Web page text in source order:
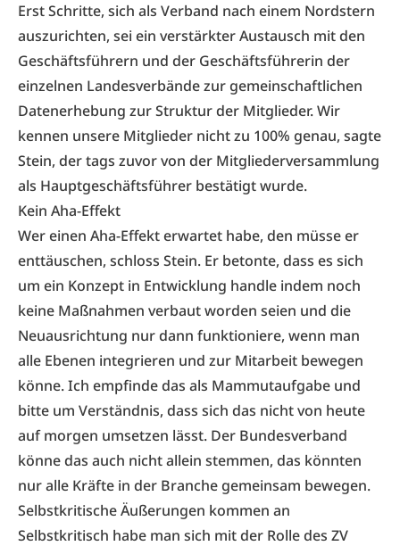
Erst Schritte, sich als Verband nach einem Nordstern
auszurichten, sei ein verstärkter Austausch mit den
Geschäftsführern und der Geschäftsführerin der
einzelnen Landesverbände zur gemeinschaftlichen
Datenerhebung zur Struktur der Mitglieder. Wir
kennen unsere Mitglieder nicht zu 100% genau, sagte
Stein, der tags zuvor von der Mitgliederversammlung
als Hauptgeschäftsführer bestätigt wurde.
Kein Aha-Effekt
Wer einen Aha-Effekt erwartet habe, den müsse er
enttäuschen, schloss Stein. Er betonte, dass es sich
um ein Konzept in Entwicklung handle indem noch
keine Maßnahmen verbaut worden seien und die
Neuausrichtung nur dann funktioniere, wenn man
alle Ebenen integrieren und zur Mitarbeit bewegen
könne. Ich empfinde das als Mammutaufgabe und
bitte um Verständnis, dass sich das nicht von heute
auf morgen umsetzen lässt. Der Bundesverband
könne das auch nicht allein stemmen, das könnten
nur alle Kräfte in der Branche gemeinsam bewegen.
Selbstkritische Äußerungen kommen an
Selbstkritisch habe man sich mit der Rolle des ZV